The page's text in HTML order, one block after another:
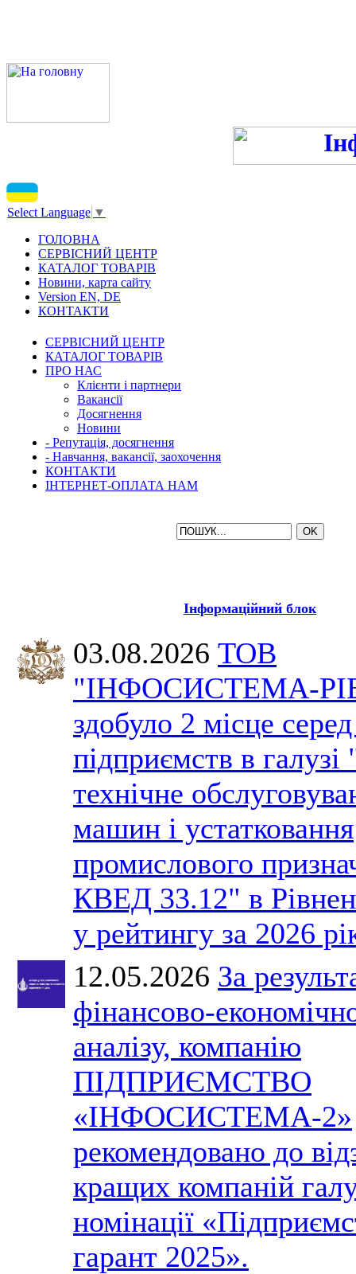
Select Language ▼
ГОЛОВНА
СЕРВІСНИЙ ЦЕНТР
КАТАЛОГ ТОВАРІВ
Новини, карта сайту
Version EN, DE
КОНТАКТИ
СЕРВІСНИЙ ЦЕНТР
КАТАЛОГ ТОВАРІВ
ПРО НАС
Клієнти і партнери
Вакансії
Досягнення
Новини
- Репутація, досягнення
- Навчання, вакансії, заохочення
КОНТАКТИ
ІНТЕРНЕТ-ОПЛАТА НАМ
Інформаційний блок
03.08.2026 ТОВ
"ІНФОСИСТЕМА-
здобуло 2 місце
підприємств в галузі
технічне
машин і устатковання
промислового
КВЕД 33.12" в
у рейтингу за 2026
12.05.2026 За
фінансово-
аналізу, компанію
ПІДПРИЄМСТВО
«ІНФОСИСТЕМА-2»
рекомендовано до
кращих компаній
номінації
гарант 2025».